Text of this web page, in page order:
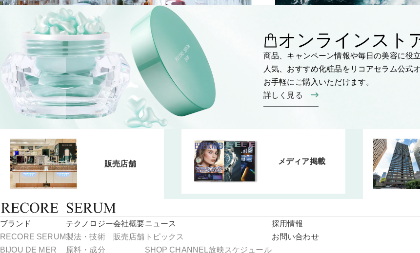
オンラインスト
商品、キャンペーン情報や毎日の美容に役
人気、おすすめ化粧品をリコアセラム公式
お手軽にご購入いただけます。
詳しく見る
販売店舗 メディア掲載
ブランド
RECORE SERUM
BIJOU DE MER
テクノロジー
製法・技術
原料・成分
会社概要
販売店舗
ニュース
トピックス
SHOP CHANNEL放映スケジュール
採用情報
お問い合わせ